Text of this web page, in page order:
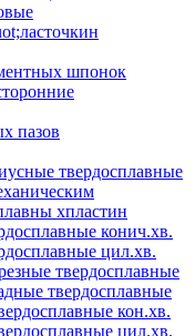
шпонок
пазов
твердосплавные
хпластин
конич.хв.
цил.хв.
твердосплавные
твердосплавные
кон.хв.
цил.хв.